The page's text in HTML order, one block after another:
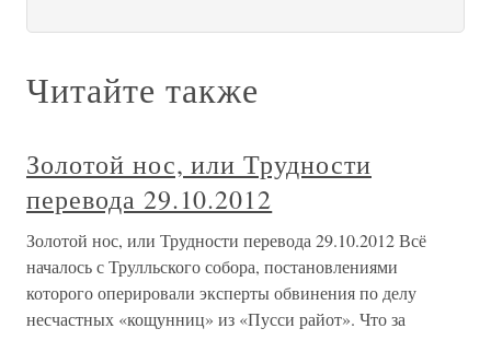
Читайте также
Золотой нос, или Трудности
перевода 29.10.2012
Золотой нос, или Трудности перевода 29.10.2012 Всё
началось с Трулльского собора, постановлениями
которого оперировали эксперты обвинения по делу
несчастных «кощунниц» из «Пусси райот». Что за